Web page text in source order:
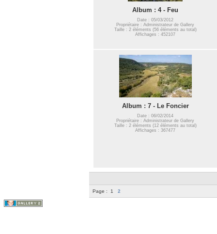
Album : 4 - Feu
Date : 05/03/2012
Propriétaire : Administrateur de Gallery
Taille : 2 éléments (56 éléments au total)
Affichages : 452107
Album : 7 - Le Foncier
Date : 06/02/2014
Propriétaire : Administrateur de Gallery
Taille : 2 éléments (12 éléments au total)
Affichages : 367477
Page : 1 2